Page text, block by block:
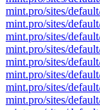
mint.pro/sites/
mint.pro/sites/
mint.pro/sites/
mint.pro/sites/
mint.pro/sites/
mint.pro/sites/
mint.pro/sites/
mint.pro/sites/